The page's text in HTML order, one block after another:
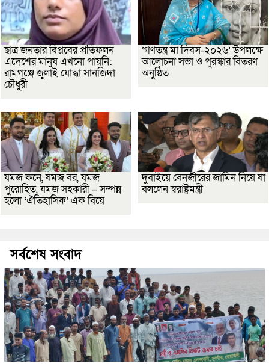
ছাত্র জনতার বিপ্লবের প্রতিফলন
এদেশের মানুষ এখনো পায়নি:
রামগঞ্জে জুলাই যোদ্ধা সানজিদা
চৌধুরী
‘গণতন্ত্র মা দিবস-২০২৬’ উপলক্ষে
আলোচনা সভা ও পুরস্কার বিতরণ
অনুষ্ঠিত
যমজ কনে, যমজ বর, যমজ
পুরোহিত, যমজ সহকারী – সম্পন্ন
হলো ‘ঐতিহাসিক’ এক বিয়ে
দুবাইয়ে বেনজীরের জামিন নিয়ে যা
বললেন স্বরাষ্ট্রমন্ত্রী
সর্বশেষ সংবাদ